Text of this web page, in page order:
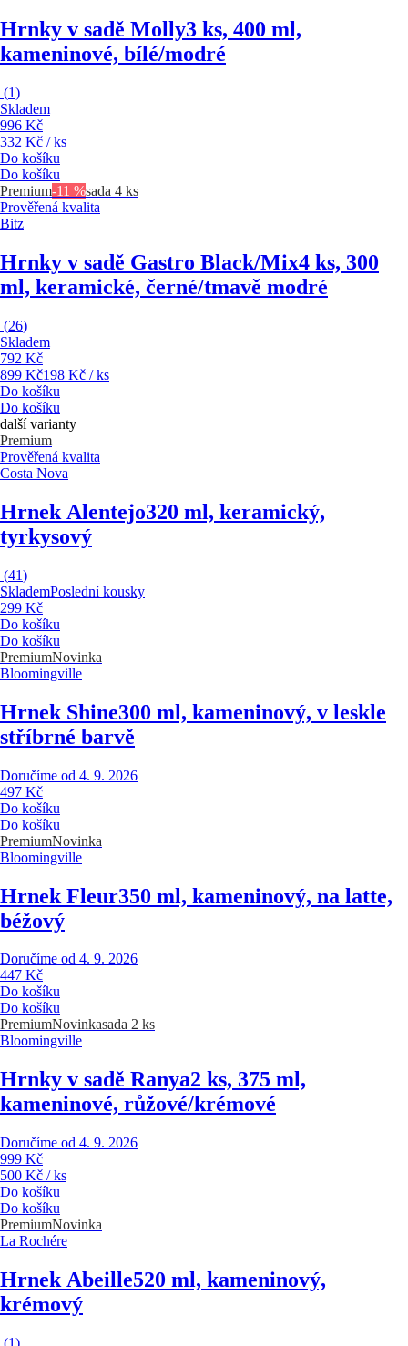
Hrnky v sadě Molly3 ks, 400 ml,
kameninové, bílé/modré
(1)
Skladem
996 Kč
332 Kč / ks
Do košíku
Do košíku
Premium-11 %sada 4 ks
Prověřená kvalita
Bitz
Hrnky v sadě Gastro Black/Mix4 ks, 300
ml, keramické, černé/tmavě modré
(26)
Skladem
792 Kč
899 Kč198 Kč / ks
Do košíku
Do košíku
další varianty
Premium
Prověřená kvalita
Costa Nova
Hrnek Alentejo320 ml, keramický,
tyrkysový
(41)
SklademPoslední kousky
299 Kč
Do košíku
Do košíku
PremiumNovinka
Bloomingville
Hrnek Shine300 ml, kameninový, v leskle
stříbrné barvě
Doručíme od 4. 9. 2026
497 Kč
Do košíku
Do košíku
PremiumNovinka
Bloomingville
Hrnek Fleur350 ml, kameninový, na latte,
béžový
Doručíme od 4. 9. 2026
447 Kč
Do košíku
Do košíku
PremiumNovinkasada 2 ks
Bloomingville
Hrnky v sadě Ranya2 ks, 375 ml,
kameninové, růžové/krémové
Doručíme od 4. 9. 2026
999 Kč
500 Kč / ks
Do košíku
Do košíku
PremiumNovinka
La Rochére
Hrnek Abeille520 ml, kameninový,
krémový
(1)